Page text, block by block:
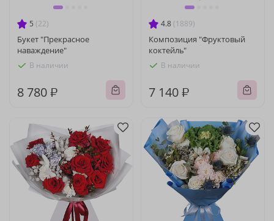
5 (22)
Букет "Прекрасное
наваждение"
В наличии
8 780 ₽
4.8 (1889)
Композиция "Фруктовый
коктейль"
В наличии
7 140 ₽